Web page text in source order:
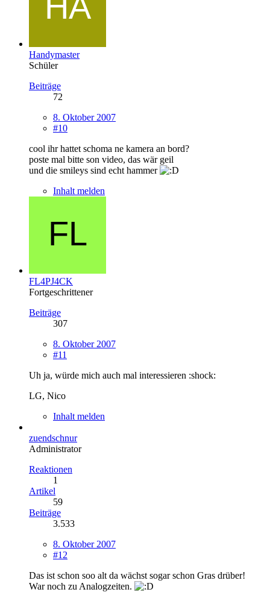
Handymaster
Schüler
Beiträge
72
8. Oktober 2007
#10
cool ihr hattet schoma ne kamera an bord?
poste mal bitte son video, das wär geil
und die smileys sind echt hammer
Inhalt melden
FL4PJ4CK
Fortgeschrittener
Beiträge
307
8. Oktober 2007
#11
Uh ja, würde mich auch mal interessieren :shock:
LG, Nico
Inhalt melden
zuendschnur
Administrator
Reaktionen
1
Artikel
59
Beiträge
3.533
8. Oktober 2007
#12
Das ist schon soo alt da wächst sogar schon Gras drüber!
War noch zu Analogzeiten.